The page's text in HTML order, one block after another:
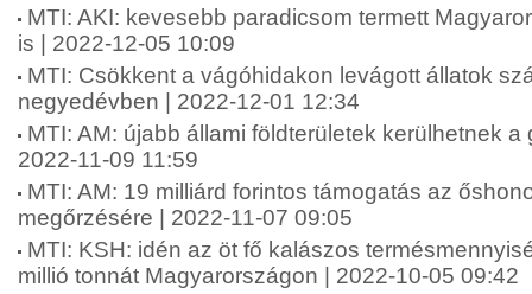
MTI: AKI: kevesebb paradicsom termett
is | 2022-12-05 10:09
MTI: Csökkent a vágóhidakon levágott állatok
negyedévben | 2022-12-01 12:34
MTI: AM: újabb állami földterületek kerülhetnek
2022-11-09 11:59
MTI: AM: 19 milliárd forintos támogatás az
megőrzésére | 2022-11-07 09:05
MTI: KSH: idén az öt fő kalászos
millió tonnát Magyarországon | 2022-10-05 09:42